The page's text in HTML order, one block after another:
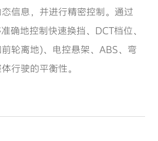
信息，并进行精密控制。通过
确地控制快速换挡、DCT档位、
轮离地)、电控悬架、ABS、弯
行驶的平衡性。